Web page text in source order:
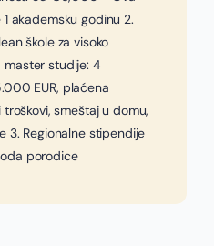
akademsku godinu 2.
škole za visoko
master studije: 4
EUR, plaćena
smeštaj u domu,
3. Regionalne stipendije
porodice